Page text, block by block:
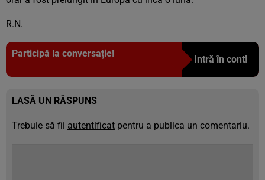
R.N.
Participă la conversație!
Intră în cont!
LASĂ UN RĂSPUNS
Trebuie să fii autentificat pentru a publica un comentariu.